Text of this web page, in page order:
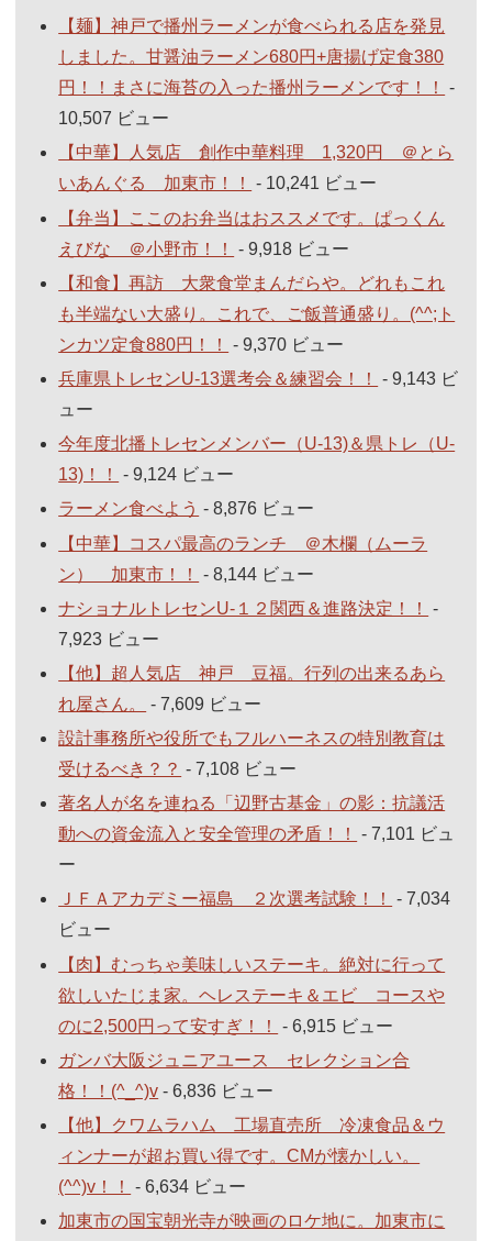
【麺】神戸で播州ラーメンが食べられる店を発見
しました。甘醤油ラーメン680円+唐揚げ定食380
円！！まさに海苔の入った播州ラーメンです！！
-
10,507 ビュー
【中華】人気店 創作中華料理 1,320円 ＠とら
いあんぐる 加東市！！
- 10,241 ビュー
【弁当】ここのお弁当はおススメです。ぱっくん
えびな ＠小野市！！
- 9,918 ビュー
【和食】再訪 大衆食堂まんだらや。どれもこれ
も半端ない大盛り。これで、ご飯普通盛り。(^^;ト
ンカツ定食880円！！
- 9,370 ビュー
兵庫県トレセンU-13選考会＆練習会！！
- 9,143 ビ
ュー
今年度北播トレセンメンバー（U-13)＆県トレ（U-
13)！！
- 9,124 ビュー
ラーメン食べよう - 8,876 ビュー
【中華】コスパ最高のランチ ＠木欄（ムーラ
ン） 加東市！！
- 8,144 ビュー
ナショナルトレセンU-１２関西＆進路決定！！
-
7,923 ビュー
【他】超人気店 神戸 豆福。行列の出来るあら
れ屋さん。
- 7,609 ビュー
設計事務所や役所でもフルハーネスの特別教育は
受けるべき？？ - 7,108 ビュー
著名人が名を連ねる「辺野古基金」の影：抗議活
動への資金流入と安全管理の矛盾！！
- 7,101 ビュ
ー
ＪＦＡアカデミー福島 ２次選考試験！！
- 7,034
ビュー
【肉】むっちゃ美味しいステーキ。絶対に行って
欲しいたじま家。ヘレステーキ＆エビ コースや
のに2,500円って安すぎ！！
- 6,915 ビュー
ガンバ大阪ジュニアユース セレクション合
格！！(^_^)v - 6,836 ビュー
【他】クワムラハム 工場直売所 冷凍食品＆ウ
ィンナーが超お買い得です。CMが懐かしい。
(^^)v！！
- 6,634 ビュー
加東市の国宝朝光寺が映画のロケ地に。加東市に